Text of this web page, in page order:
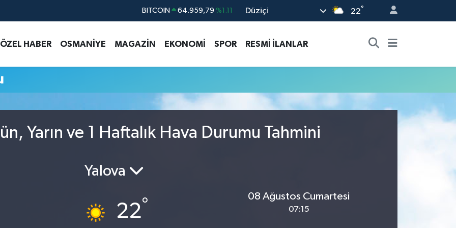
BITCOIN 64.959,79 %1.11
EURO 55,2510 %0.32
STERLİN 64,4811 %0.38
BİST100 13.779
Düziçi 22°
ÖZEL HABER OSMANİYE MAGAZİN EKONOMİ SPOR RESMİ İLANLAR
Yarın ve 1 Haftalık Hava Durumu Tahmini
Yalova
22°
08 Ağustos Cumartesi
07:15